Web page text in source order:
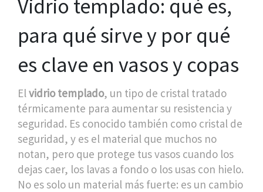
Vidrio templado: qué es,
para qué sirve y por qué
es clave en vasos y copas
Elvidrio templado, un tipo de cristal tratado
térmicamente para aumentar su resistencia y
seguridad. Es conocido también como cristal de
seguridad, y es el material que muchos no
notan, pero que protege tus vasos cuando los
dejas caer, los lavas a fondo o los usas con hielo.
No es solo un material más fuerte: es un cambio